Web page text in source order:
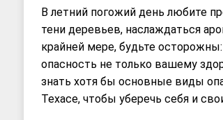
В летний погожий день любите
тени деревьев, наслаждаться
крайней мере, будьте
опасность не только вашему
знать хотя бы основные виды
Техасе, чтобы уберечь себя и